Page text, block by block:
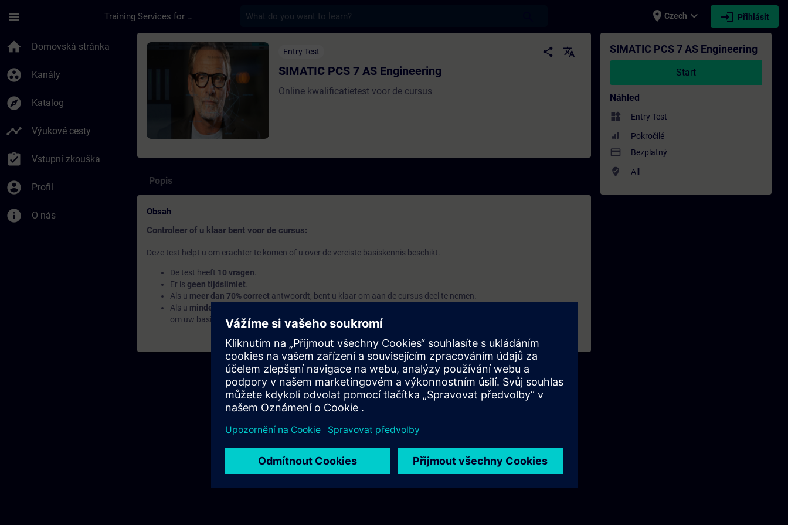
menu Training Services for Digital Industries place Czech expand_more login Přihlásit
home Domovská stránka
group_work Kanály
explore Katalog
timeline Výukové cesty
assignment_turned_in Vstupní zkouška
account_circle Profil
info O nás
Kurz - SIMATIC PCS 7 AS Engineering - Školení - Školení - Profesní rozvoj | SITRAIN
Entry Test share translate
SIMATIC PCS 7 AS Engineering
Online kwalificatietest voor de cursus
Popis
Obsah
Controleer of u klaar bent voor de cursus:
Deze test helpt u om erachter te komen of u over de vereiste basiskennis beschikt.
De test heeft 10 vragen
Er is geen tijdslimiet
Als u meer dan 70% correct antwoordt, bent u klaar om aan de cursus deel te nemen.
Als u minder dan 70%
om uw basis op te bouwen.
SIMATIC PCS 7 AS Engineering
Start
Náhled
widgets Entry Test
Pokročilé
payment Bezplatný
where_to_vote All